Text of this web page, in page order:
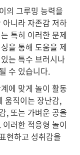
의 그루밍 능력을
니라 자존감 저하
특히 이러한 문제
을 통해 도움을 제
는 특수 브러시나
수 있습니다.
에 맞게 놀이 활동
움직이는 장난감,
, 또는 가벼운 공을
러한 적응형 놀이
현하고 성취감을